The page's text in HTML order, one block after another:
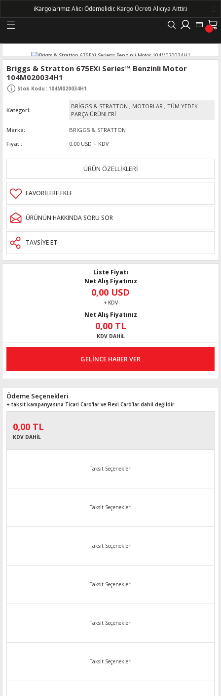
Geri Dön
Briggs & Stratton 675EXi Series™ Benzinli Motor
104M020034H1
Stok Kodu : 104M020034H1
Kategori
BRİGGS & STRATTON , MOTORLAR , TÜM YEDEK
PARÇA ÜRÜNLERİ
Marka
BRIGGS & STRATTON
Fiyat
0,00 USD + KDV
ÜRÜN ÖZELLİKLERİ
ÜRÜNÜN HAKKINDA SORU SOR
TAVSİYE ET
Liste Fiyatı
Net Alış Fiyatınız
0,00 USD
+ KDV
Net Alış Fiyatınız
0,00 TL
KDV DAHİL
GELİNCE HABER VER
Ödeme Seçenekleri
+ taksit kampanyasına Ticari Card'lar ve Flexi Card’lar dahil değildir.
0,00 TL
KDV DAHİL
Taksit Seçenekleri
Taksit Seçenekleri
Taksit Seçenekleri
Taksit Seçenekleri
Taksit Seçenekleri
Taksit Seçenekleri
ℹ️Kargolarımız Alıcı Ödemelidir. Kargo Ücreti Alıcıya Aittir.ℹ️